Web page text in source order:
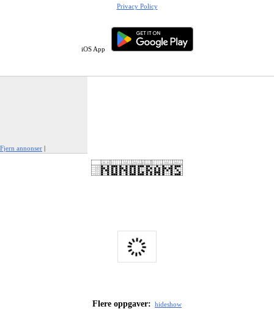
Privacy Policy
iOS App
Fjern annonser |
Flere oppgaver: hideshow